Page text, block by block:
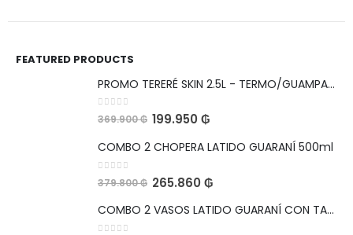
FEATURED PRODUCTS
PROMO TERERÉ SKIN 2.5L - TERMO/GUAMPA/BOMBILLA
0out of 5
369.900₲ 199.950 ₲
COMBO 2 CHOPERA LATIDO GUARANÍ 500ml
0 out of 5
379.800₲ 265.860 ₲
COMBO 2 VASOS LATIDO GUARANÍ CON TAPA HERMETICA Y ABRIDOR 560ml